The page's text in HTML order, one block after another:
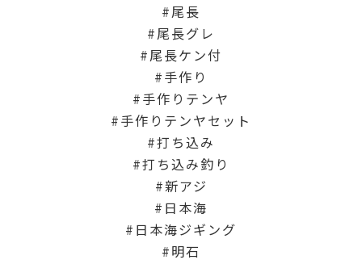
尾長
尾長グレ
尾長ケン付
手作り
手作りテンヤ
手作りテンヤセット
打ち込み
打ち込み釣り
新アジ
日本海
日本海ジギング
明石